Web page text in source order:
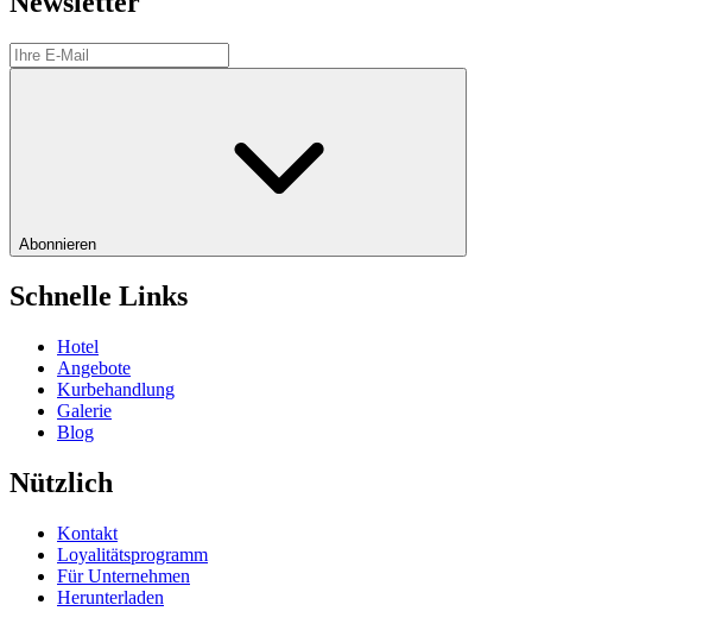
Abonnieren
Schnelle Links
Hotel
Angebote
Kurbehandlung
Galerie
Blog
Nützlich
Kontakt
Loyalitätsprogramm
Für Unternehmen
Herunterladen